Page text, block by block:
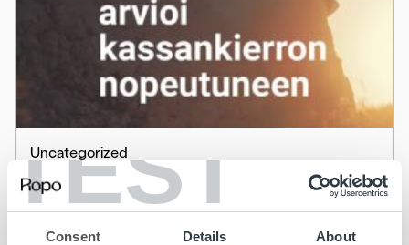
TEST
Consent Details About
Uncategorized
Kysely: 92 % arvioi kassankierron
nopeutuneen Ropon laskurahoituksella